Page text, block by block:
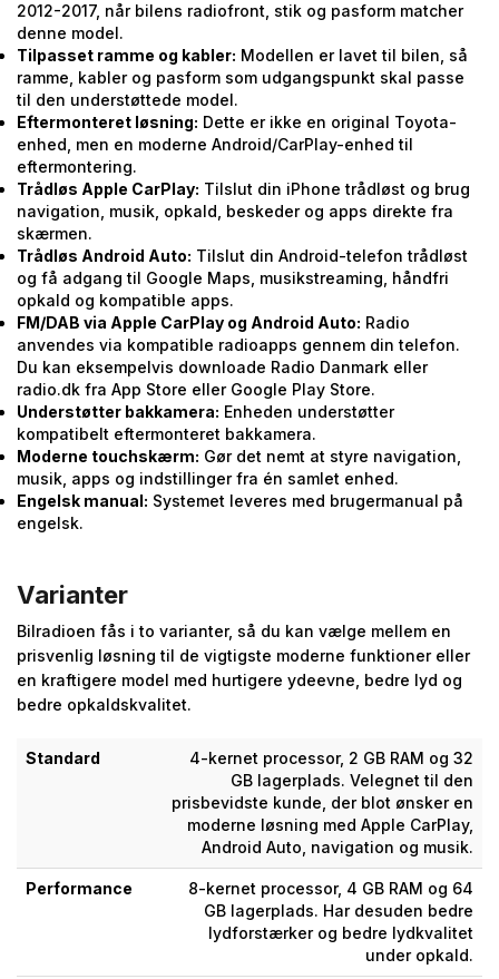
2012-2017, når bilens radiofront, stik og pasform matcher
denne model.
Tilpasset ramme og kabler: Modellen er lavet til bilen, så
ramme, kabler og pasform som udgangspunkt skal passe
til den understøttede model.
Eftermonteret løsning: Dette er ikke en original Toyota-
enhed, men en moderne Android/CarPlay-enhed til
eftermontering.
Trådløs Apple CarPlay: Tilslut din iPhone trådløst og brug
navigation, musik, opkald, beskeder og apps direkte fra
skærmen.
Trådløs Android Auto: Tilslut din Android-telefon trådløst
og få adgang til Google Maps, musikstreaming, håndfri
opkald og kompatible apps.
FM/DAB via Apple CarPlay og Android Auto: Radio
anvendes via kompatible radioapps gennem din telefon.
Du kan eksempelvis downloade Radio Danmark eller
radio.dk fra App Store eller Google Play Store.
Understøtter bakkamera: Enheden understøtter
kompatibelt eftermonteret bakkamera.
Moderne touchskærm: Gør det nemt at styre navigation,
musik, apps og indstillinger fra én samlet enhed.
Engelsk manual: Systemet leveres med brugermanual på
engelsk.
Varianter
Bilradioen fås i to varianter, så du kan vælge mellem en
prisvenlig løsning til de vigtigste moderne funktioner eller
en kraftigere model med hurtigere ydeevne, bedre lyd og
bedre opkaldskvalitet.
Standard
4-kernet processor, 2 GB RAM og 32
GB lagerplads. Velegnet til den
prisbevidste kunde, der blot ønsker en
moderne løsning med Apple CarPlay,
Android Auto, navigation og musik.
Performance
8-kernet processor, 4 GB RAM og 64
GB lagerplads. Har desuden bedre
lydforstærker og bedre lydkvalitet
under opkald.